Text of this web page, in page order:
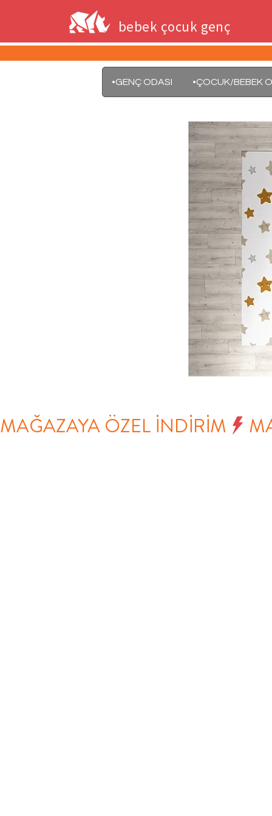
bebek çocuk genç
•GENÇ ODASI •ÇOCUK/BEBEK
MAĞAZAYA ÖZEL İNDİRİM